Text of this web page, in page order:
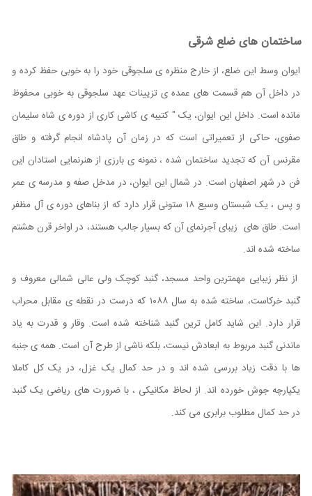
ساختمان های ضلع شرقی
ایوان وسط این ضلع، از خارج منظره ی سلجوقی خود را به خوبی حفظ کرده و
در داخل آن هم قسمت های عمده ی تزیینات عهد سلجوقی به خوبی محفوظ
مانده است. داخل این ایوان، یک " کتیبه ی کاشی کاری از دوره ی شاه سلیمان
صفوی، حاکی از تعمیراتی است که در زمان آن پادشاه انجام گرفته و طاق
مقرنس آن که تجدید ساختمان شده ، نمونه ی بارزی از هنرنمایی استادان این
فن در شهر اصفهان است. در شمال این ایوان، در مدخل صفه و مدرسه ی عمر
و پس ، یک شبستان وسيع ۱۸ ستونی قرار دارد که از بناهای دوره ی آل مظفر
است. طاق های زیبای آجرنمای آن که بسیار جالب هستند، در اواخر قرن هشتم
ساخته شده اند.
از نظر زیبایی مهمترین واحد مسجد، گنبد کوچک ولی عالی شمالی معروف و
گنبد خرکاست، ساخته شده به سال ۱۰۸۸ که درست در نقطه ی مقابل محراب
قرار دارد. این شاید کامل ترین گنبد شناخته شده است. وقار و قدرت به یاد
ماندنی گنبد مربوط به ابعادش نیست، بلکه ناشی از طرح آن است. همه ی جنبه
ها با دقت زیاد بررسی شده اند و در حد کمال یک غزل، در یک کل کاملا
یکپارچه جوش خورده اند. از لحاظ مکانیکی ، با ضرورت های ریاضی یک گنبد
در حد کمال مطلوب برابری می کند.